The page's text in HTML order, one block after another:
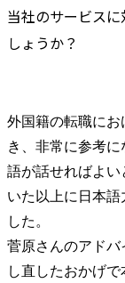
当社のサービス
しょうか？
外国籍の転職に
き、非常に参考
語が話せればよい
いた以上に日本
した。
菅原さんのアド
し直したおかげ